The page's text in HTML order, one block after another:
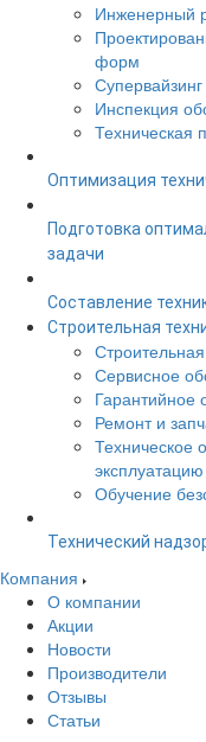
Инженерный
форм
Инспекция
Техническая
Оптимизация
Подготовка
задачи
Составление
Строительная
Сервисное
Гарантийное
Ремонт и
Техническое
эксплуатацию
Обучение
Технический
Компания
О компании
Акции
Новости
Производители
Отзывы
Статьи